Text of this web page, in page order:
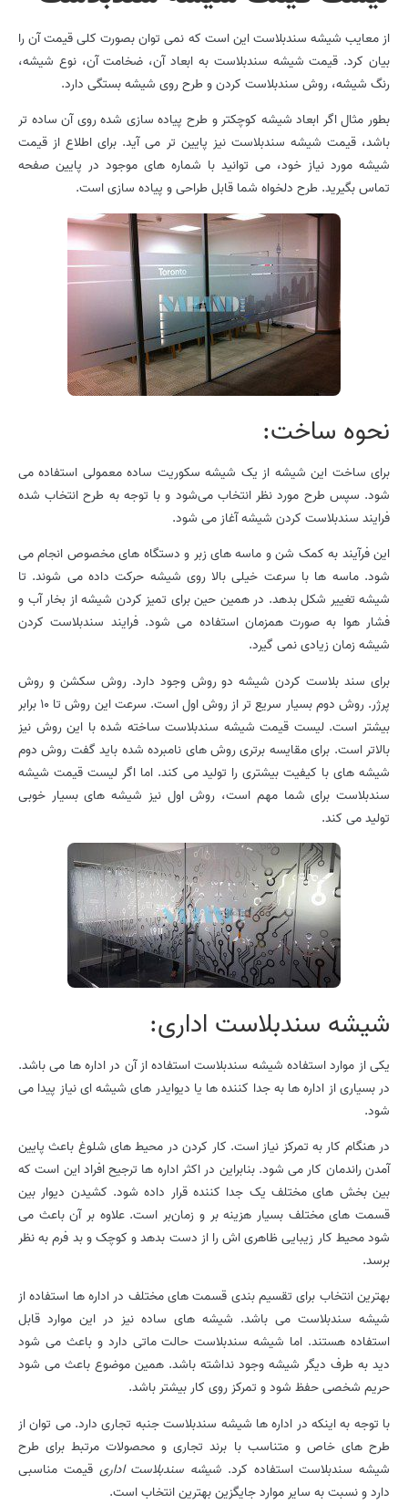
از معایب شیشه سندبلاست این است که نمی توان بصورت کلی قیمت آن را
بیان کرد. قیمت شیشه سندبلاست به ابعاد آن، ضخامت آن، نوع شیشه،
رنگ شیشه، روش سندبلاست کردن و طرح روی شیشه بستگی دارد.
بطور مثال اگر ابعاد شیشه کوچکتر و طرح پیاده سازی شده روی آن ساده تر
باشد، قیمت شیشه سندبلاست نیز پایین تر می آید. برای اطلاع از قیمت
شیشه مورد نیاز خود، می توانید با شماره های موجود در پایین صفحه
تماس بگیرید. طرح دلخواه شما قابل طراحی و پیاده سازی است.
نحوه ساخت:
برای ساخت این شیشه از یک شیشه سکوریت ساده معمولی استفاده می
شود. سپس طرح مورد نظر انتخاب می‌شود و با توجه به طرح انتخاب شده
فرایند سندبلاست کردن شیشه آغاز می شود.
این فرآیند به کمک شن و ماسه های زبر و دستگاه های مخصوص انجام می
شود. ماسه ها با سرعت خیلی بالا روی شیشه حرکت داده می شوند. تا
شیشه تغییر شکل بدهد. در همین حین برای تمیز کردن شیشه از بخار آب و
فشار هوا به صورت همزمان استفاده می شود. فرایند سندبلاست کردن
شیشه زمان زیادی نمی گیرد.
برای سند بلاست کردن شیشه دو روش وجود دارد. روش سکشن و روش
پرژر. روش دوم بسیار سریع تر از روش اول است. سرعت این روش تا ۱۰ برابر
بیشتر است. لیست قیمت شیشه سندبلاست ساخته شده با این روش نیز
بالاتر است. برای مقایسه برتری روش های نامبرده شده باید گفت روش دوم
شیشه های با کیفیت بیشتری را تولید می کند. اما اگر لیست قیمت شیشه
سندبلاست برای شما مهم است، روش اول نیز شیشه های بسیار خوبی
تولید می کند.
شیشه سندبلاست اداری:
یکی از موارد استفاده شیشه سندبلاست استفاده از آن در اداره ها می باشد.
در بسیاری از اداره ها به جدا کننده ها یا دیوایدر های شیشه ای نیاز پیدا می
شود.
در هنگام کار به تمرکز نیاز است. کار کردن در محیط های شلوغ باعث پایین
آمدن راندمان کار می شود. بنابراین در اکثر اداره ها ترجیح افراد این است که
بین بخش های مختلف یک جدا کننده قرار داده شود. کشیدن دیوار بین
قسمت های مختلف بسیار هزینه‌ بر و زمان‌بر است. علاوه بر آن باعث می
شود محیط کار زیبایی ظاهری اش را از دست بدهد و کوچک و بد فرم به نظر
برسد.
بهترین انتخاب برای تقسیم بندی قسمت های مختلف در اداره ها استفاده از
شیشه سندبلاست می باشد. شیشه های ساده نیز در این موارد قابل
استفاده هستند. اما شیشه سندبلاست حالت ماتی دارد و باعث می شود
دید به طرف دیگر شیشه وجود نداشته باشد. همین موضوع باعث می شود
حریم شخصی حفظ شود و تمرکز روی کار بیشتر باشد.
با توجه به اینکه در اداره ها شیشه سندبلاست جنبه تجاری دارد. می توان از
طرح های خاص و متناسب با برند تجاری و محصولات مرتبط برای طرح
شیشه سندبلاست استفاده کرد. شیشه سندبلاست اداری قیمت مناسبی
دارد و نسبت به سایر موارد جایگزین بهترین انتخاب است.